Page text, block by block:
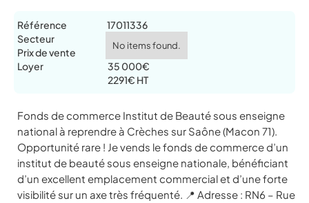
Référence
Secteur
Prix de vente
Loyer
17011336
No items found.
35 000€
2291€ HT
Fonds de commerce Institut de Beauté sous enseigne
national à reprendre à Crèches sur Saône (Macon 71).
Opportunité rare ! Je vends le fonds de commerce d’un
institut de beauté sous enseigne nationale, bénéficiant
d’un excellent emplacement commercial et d’une forte
visibilité sur un axe très fréquenté. 📍 Adresse : RN6 – Rue